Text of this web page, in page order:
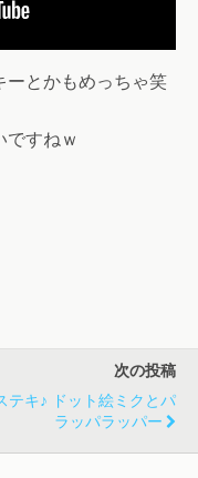
ーとかもめっちゃ笑
ですねｗ
次の投稿
テキ♪ ドット絵ミクとパ
ラッパラッパー